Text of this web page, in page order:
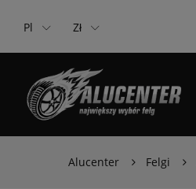
Pl Zł
Alucenter Felgi